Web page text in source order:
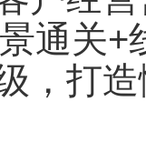
通关+
，打